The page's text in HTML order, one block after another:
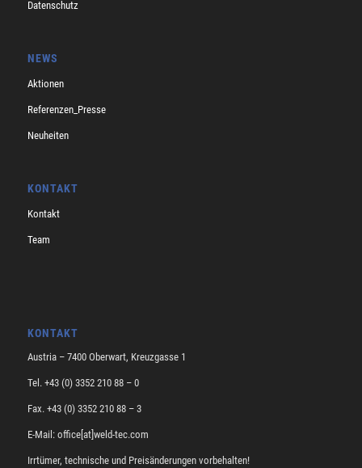
Datenschutz
NEWS
Aktionen
Referenzen_Presse
Neuheiten
KONTAKT
Kontakt
Team
KONTAKT
Austria – 7400 Oberwart, Kreuzgasse 1
Tel. +43 (0) 3352 210 88 – 0
Fax. +43 (0) 3352 210 88 – 3
E-Mail: office[at]weld-tec.com
Irrtümer, technische und Preisänderungen vorbehalten!